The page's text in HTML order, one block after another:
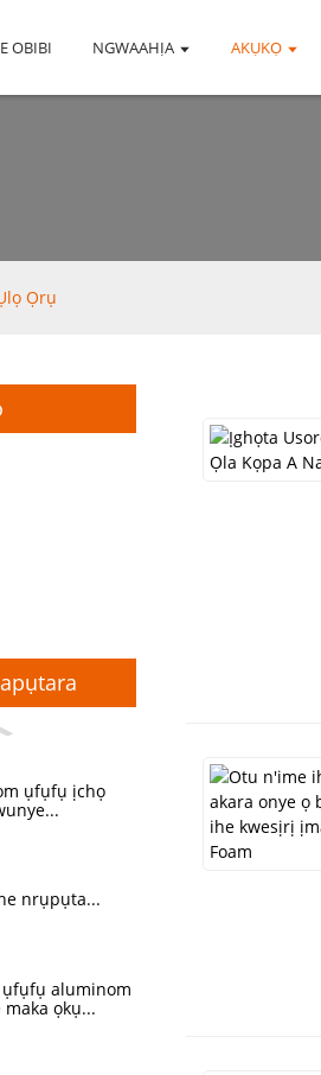
OBIBI NGWAAHỊA AKỤKỌ
Ọrụ
ụfụfụ ịchọ
nrụpụta...
aluminom
ọkụ...